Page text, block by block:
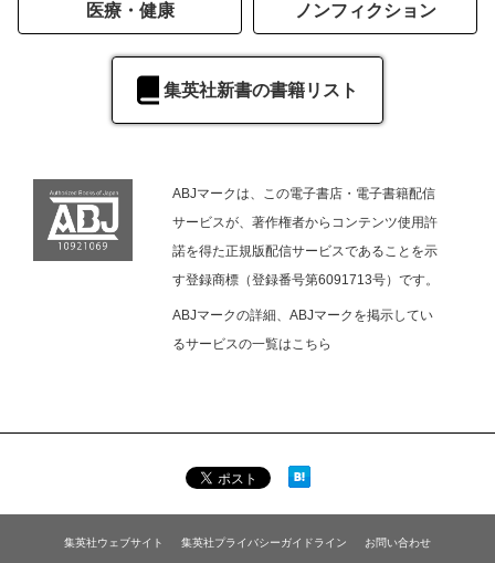
医療・健康 ノンフィクション
集英社新書の書籍リスト
ABJマークは、この電子書店・電子書籍配信
サービスが、著作権者からコンテンツ使用許
諾を得た正規版配信サービスであることを示
す登録商標（登録番号第6091713号）です。
ABJマークの詳細、ABJマークを掲示してい
るサービスの一覧はこちら
集英社ウェブサイト 集英社プライバシーガイドライン
お問い合わせ